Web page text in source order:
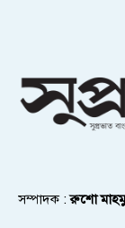
সম্পাদক :রুশো